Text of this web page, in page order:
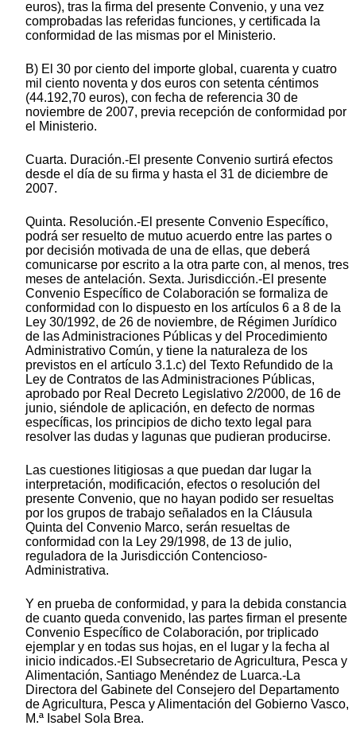
euros), tras la firma del presente Convenio, y una vez
comprobadas las referidas funciones, y certificada la
conformidad de las mismas por el Ministerio.
B) El 30 por ciento del importe global, cuarenta y cuatro
mil ciento noventa y dos euros con setenta céntimos
(44.192,70 euros), con fecha de referencia 30 de
noviembre de 2007, previa recepción de conformidad por
el Ministerio.
Cuarta. Duración.-El presente Convenio surtirá efectos
desde el día de su firma y hasta el 31 de diciembre de
2007.
Quinta. Resolución.-El presente Convenio Específico,
podrá ser resuelto de mutuo acuerdo entre las partes o
por decisión motivada de una de ellas, que deberá
comunicarse por escrito a la otra parte con, al menos, tres
meses de antelación. Sexta. Jurisdicción.-El presente
Convenio Específico de Colaboración se formaliza de
conformidad con lo dispuesto en los artículos 6 a 8 de la
Ley 30/1992, de 26 de noviembre, de Régimen Jurídico
de las Administraciones Públicas y del Procedimiento
Administrativo Común, y tiene la naturaleza de los
previstos en el artículo 3.1.c) del Texto Refundido de la
Ley de Contratos de las Administraciones Públicas,
aprobado por Real Decreto Legislativo 2/2000, de 16 de
junio, siéndole de aplicación, en defecto de normas
específicas, los principios de dicho texto legal para
resolver las dudas y lagunas que pudieran producirse.
Las cuestiones litigiosas a que puedan dar lugar la
interpretación, modificación, efectos o resolución del
presente Convenio, que no hayan podido ser resueltas
por los grupos de trabajo señalados en la Cláusula
Quinta del Convenio Marco, serán resueltas de
conformidad con la Ley 29/1998, de 13 de julio,
reguladora de la Jurisdicción Contencioso-
Administrativa.
Y en prueba de conformidad, y para la debida constancia
de cuanto queda convenido, las partes firman el presente
Convenio Específico de Colaboración, por triplicado
ejemplar y en todas sus hojas, en el lugar y la fecha al
inicio indicados.-El Subsecretario de Agricultura, Pesca y
Alimentación, Santiago Menéndez de Luarca.-La
Directora del Gabinete del Consejero del Departamento
de Agricultura, Pesca y Alimentación del Gobierno Vasco,
M.ª Isabel Sola Brea.